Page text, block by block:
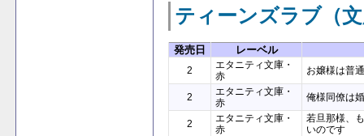
ティーンズラブ（
発売日 レーベル
2
エタニティ文庫・
赤
お嬢様は普
2
エタニティ文庫・
赤
俺様同僚は
2
エタニティ文庫・
赤
若旦那様、
いのです